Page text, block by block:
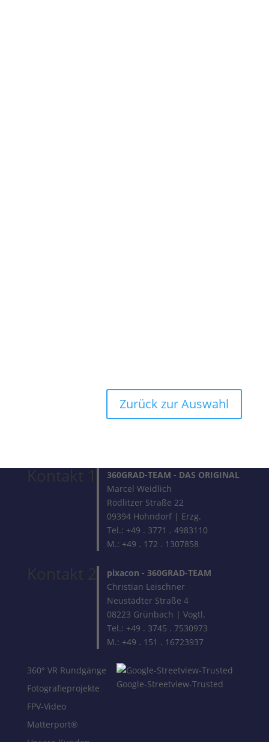
Zurück zur Auswahl
Kontakt 1 360GRAD-TEAM - DAS ORIGINAL
Marcel Weidlich
Rödlitzer Straße 22
09394 Hohndorf | Erzg.
Tel.: +49 . 3771 . 4983110
M.: +49 . 172 . 1307858
Kontakt 2 pixacon - 360GRAD-TEAM
Christian Leischner
Neustädter Straße 4
08223 Grünbach | Vogtl.
Tel.: +49 . 3745 . 7530973
M.: +49 . 151 . 16723937
360° VR Rundgänge
Fotografieprojekte
FPV-Video
Matterport®
Google-Streetview-Trusted